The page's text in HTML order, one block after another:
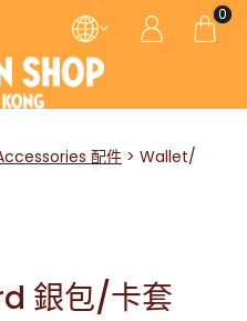
0
配件
Wallet/
銀包/卡套